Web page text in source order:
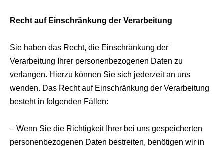
Recht auf Einschränkung der Verarbeitung
Sie haben das Recht, die Einschränkung der
Verarbeitung Ihrer personenbezogenen Daten zu
verlangen. Hierzu können Sie sich jederzeit an uns
wenden. Das Recht auf Einschränkung der Verarbeitung
besteht in folgenden Fällen:
– Wenn Sie die Richtigkeit Ihrer bei uns gespeicherten
personenbezogenen Daten bestreiten, benötigen wir in